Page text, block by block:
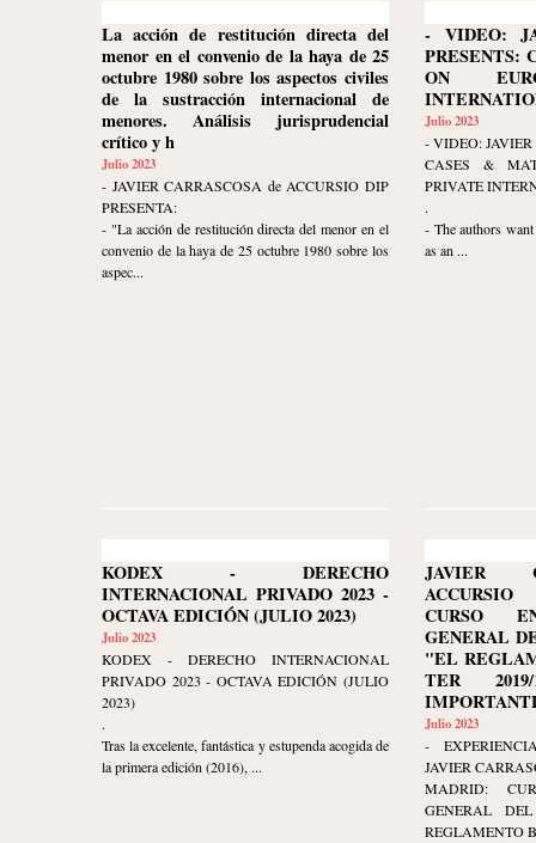
La acción de restitución directa del
menor en el convenio de la haya de 25
octubre 1980 sobre los aspectos civiles
de la sustracción internacional de
menores. Análisis jurisprudencial
crítico y h
Julio 2023
- JAVIER CARRASCOSA de ACCURSIO DIP
PRESENTA:
- "La acción de restitución directa del menor en el
convenio de la haya de 25 octubre 1980 sobre los
aspec...
- VIDEO:
PRESENTS:
ON
Julio 2023
- VIDEO:
CASES &
PRIVATE
.
- The authors
as an ...
KODEX - DERECHO
INTERNACIONAL PRIVADO 2023 -
OCTAVA EDICIÓN (JULIO 2023)
Julio 2023
KODEX - DERECHO INTERNACIONAL
PRIVADO 2023 - OCTAVA EDICIÓN (JULIO
2023)
.
Tras la excelente, fantástica y estupenda acogida de
la primera edición (2016), ...
JAVIER
CURSO
GENERAL
"EL
TER 2019/
Julio 2023
-
JAVIER
MADRID:
GENERAL
REGLAMENTO